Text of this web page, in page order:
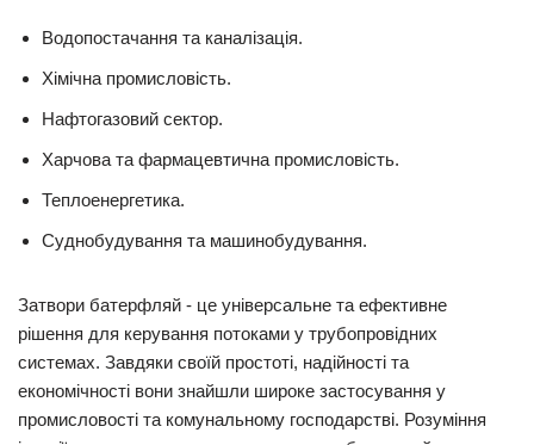
Водопостачання та каналізація.
Хімічна промисловість.
Нафтогазовий сектор.
Харчова та фармацевтична промисловість.
Теплоенергетика.
Суднобудування та машинобудування.
Затвори батерфляй - це універсальне та ефективне
рішення для керування потоками у трубопровідних
системах. Завдяки своїй простоті, надійності та
економічності вони знайшли широке застосування у
промисловості та комунальному господарстві. Розуміння